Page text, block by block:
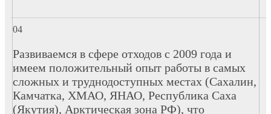
Развиваемся в сфере отходов с 2009 года и
имеем положительный опыт работы в самых
сложных и труднодоступных местах (Сахалин,
Камчатка, ХМАО, ЯНАО, Республика Саха
(Якутия), Арктическая зона РФ), что